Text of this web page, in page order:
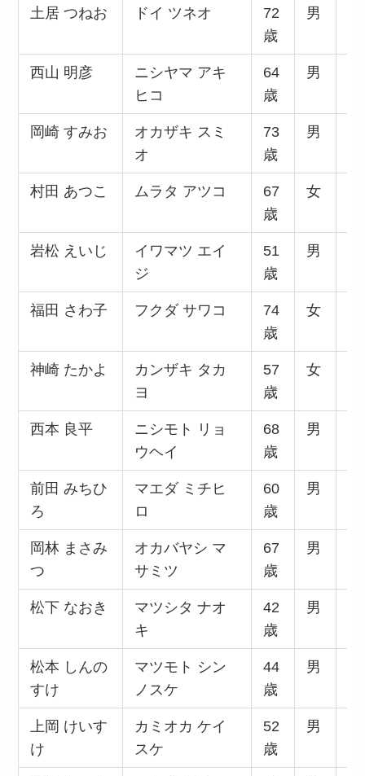
土居 つねお ドイ ツネオ
72
歳
男
西山 明彦
ニシヤマ アキ
ヒコ
64
歳
男
岡崎 すみお
オカザキ スミ
オ
73
歳
男
村田 あつこ ムラタ アツコ
67
歳
女
岩松 えいじ
イワマツ エイ
ジ
51
歳
男
福田 さわ子 フクダ サワコ
74
歳
女
神崎 たかよ
カンザキ タカ
ヨ
57
歳
女
西本 良平
ニシモト リョ
ウヘイ
68
歳
男
前田 みちひ
ろ
マエダ ミチヒ
ロ
60
歳
男
岡林 まさみ
つ
オカバヤシ マ
サミツ
67
歳
男
松下 なおき
マツシタ ナオ
キ
42
歳
男
松本 しんの
すけ
マツモト シン
ノスケ
44
歳
男
上岡 けいす
け
カミオカ ケイ
スケ
52
歳
男